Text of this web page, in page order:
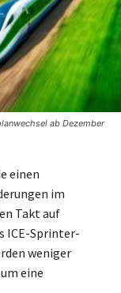
ab Dezember
einen
im
Takt auf
ICE-Sprinter-
weniger
eine